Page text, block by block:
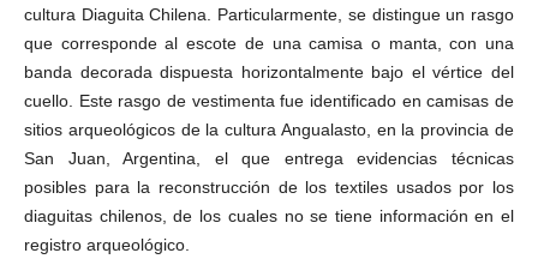
cultura Diaguita Chilena. Particularmente, se distingue un rasgo
que corresponde al escote de una camisa o manta, con una
banda decorada dispuesta horizontalmente bajo el vértice del
cuello. Este rasgo de vestimenta fue identificado en camisas de
sitios arqueológicos de la cultura Angualasto, en la provincia de
San Juan, Argentina, el que entrega evidencias técnicas
posibles para la reconstrucción de los textiles usados por los
diaguitas chilenos, de los cuales no se tiene información en el
registro arqueológico.